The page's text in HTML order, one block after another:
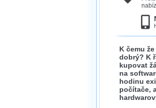
K čemu
dobrý? K
kupovat
na
hodinu
počítače,